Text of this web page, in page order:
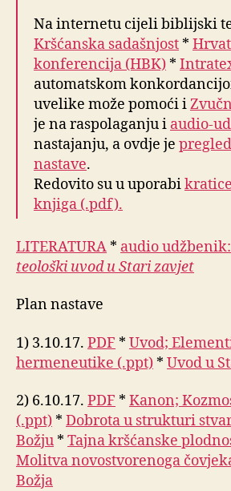
Na internetu cijeli biblijski
Kršćanska sadašnjost *
konferencija (HBK) *
automatskom
uvelike može pomoći i
je na raspolaganju i audio-
nastajanju, a ovdje je
nastave.
Redovito su u uporabi
knjiga (.pdf).
LITERATURA * audio udžbenik:
teološki uvod u Stari zavjet
Plan nastave
1) 3.10.17. PDF * Uvod;
hermeneutike (.ppt) * Uvod u
2) 6.10.17. PDF * Kanon;
(.ppt) * Dobrota u strukturi
Božju * Tajna kršćanske
Molitva novostvorenoga
Božja